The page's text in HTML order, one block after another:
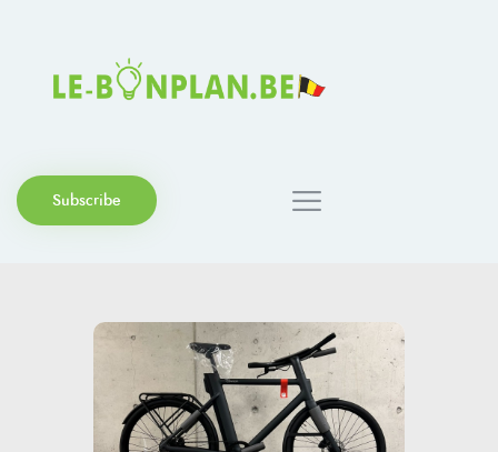
Subscribe